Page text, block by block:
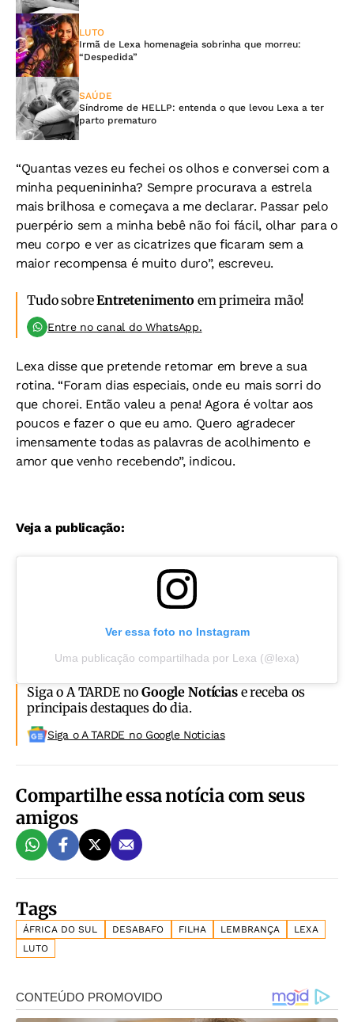
LUTO
Irmã de Lexa homenageia sobrinha que morreu:
“Despedida”
SAÚDE
Síndrome de HELLP: entenda o que levou Lexa a ter
parto prematuro
“Quantas vezes eu fechei os olhos e conversei com a
minha pequenininha? Sempre procurava a estrela
mais brilhosa e começava a me declarar. Passar pelo
puerpério sem a minha bebê não foi fácil, olhar para o
meu corpo e ver as cicatrizes que ficaram sem a
maior recompensa é muito duro”, escreveu.
Tudo sobreEntretenimento em primeira mão!
Entre no canal do WhatsApp.
Lexa disse que pretende retomar em breve a sua
rotina. “Foram dias especiais, onde eu mais sorri do
que chorei. Então valeu a pena! Agora é voltar aos
poucos e fazer o que eu amo. Quero agradecer
imensamente todas as palavras de acolhimento e
amor que venho recebendo”, indicou.
Veja a publicação:
Ver essa foto no Instagram
Uma publicação compartilhada por Lexa (@lexa)
Siga o A TARDE noGoogle Notíciase receba os
principais destaques do dia.
Siga o A TARDE no Google Noticias
Compartilhe essa notícia com seus
amigos
Tags
ÁFRICA DO SUL DESABAFO FILHA LEMBRANÇA
LEXA
LUTO